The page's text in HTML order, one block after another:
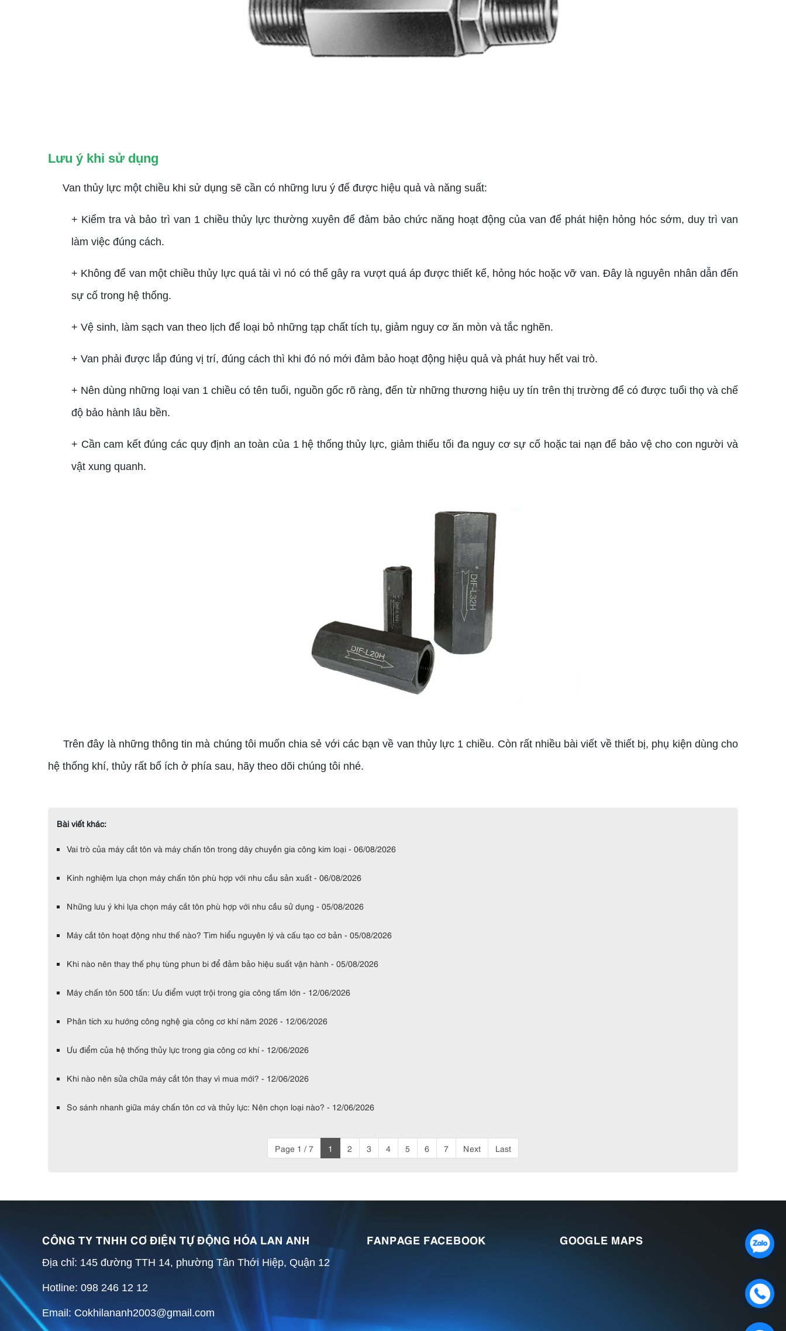
Lưu ý khi sử dụng
Van thủy lực một chiều khi sử dụng sẽ cần có những lưu ý để được hiệu quả và năng suất:
+ Kiểm tra và bảo trì van 1 chiều thủy lực thường xuyên để đảm bảo chức năng hoạt động của van để phát hiện hỏng hóc sớm, duy trì van
làm việc đúng cách.
+ Không để van một chiều thủy lực quá tải vì nó có thể gây ra vượt quá áp được thiết kế, hỏng hóc hoặc vỡ van. Đây là nguyên nhân dẫn đến
sự cố trong hệ thống.
+ Vệ sinh, làm sạch van theo lịch để loại bỏ những tạp chất tích tụ, giảm nguy cơ ăn mòn và tắc nghẽn.
+ Van phải được lắp đúng vị trí, đúng cách thì khi đó nó mới đảm bảo hoạt động hiệu quả và phát huy hết vai trò.
+ Nên dùng những loại van 1 chiều có tên tuổi, nguồn gốc rõ ràng, đến từ những thương hiệu uy tín trên thị trường để có được tuổi thọ và chế
độ bảo hành lâu bền.
+ Cần cam kết đúng các quy định an toàn của 1 hệ thống thủy lực, giảm thiểu tối đa nguy cơ sự cố hoặc tai nạn để bảo vệ cho con người và
vật xung quanh.
Trên đây là những thông tin mà chúng tôi muốn chia sẻ với các bạn về van thủy lực 1 chiều. Còn rất nhiều bài viết về thiết bị, phụ kiện dùng cho
hệ thống khí, thủy rất bổ ích ở phía sau, hãy theo dõi chúng tôi nhé.
Bài viết khác:
Vai trò của máy cắt tôn và máy chấn tôn trong dây chuyền gia công kim loại - 06/08/2026
Kinh nghiệm lựa chọn máy chấn tôn phù hợp với nhu cầu sản xuất - 06/08/2026
Những lưu ý khi lựa chọn máy cắt tôn phù hợp với nhu cầu sử dụng - 05/08/2026
Máy cắt tôn hoạt động như thế nào? Tìm hiểu nguyên lý và cấu tạo cơ bản - 05/08/2026
Khi nào nên thay thế phụ tùng phun bi để đảm bảo hiệu suất vận hành - 05/08/2026
Máy chấn tôn 500 tấn: Ưu điểm vượt trội trong gia công tấm lớn - 12/06/2026
Phân tích xu hướng công nghệ gia công cơ khí năm 2026 - 12/06/2026
Ưu điểm của hệ thống thủy lực trong gia công cơ khí - 12/06/2026
Khi nào nên sửa chữa máy cắt tôn thay vì mua mới? - 12/06/2026
So sánh nhanh giữa máy chấn tôn cơ và thủy lực: Nên chọn loại nào? - 12/06/2026
Page 1 / 7 1 2 3 4 5 6 7 Next Last
CÔNG TY TNHH CƠ ĐIỆN TỰ ĐỘNG HÓA LAN ANH
Địa chỉ: 145 đường TTH 14, phường Tân Thới Hiệp, Quận 12
Hotline: 098 246 12 12
Email: Cokhilananh2003@gmail.com
FANPAGE FACEBOOK GOOGLE MAPS